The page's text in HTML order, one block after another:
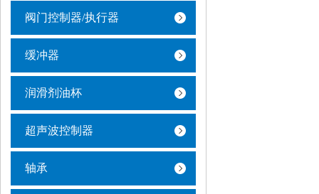
阀门控制器/执行器
缓冲器
润滑剂油杯
超声波控制器
轴承